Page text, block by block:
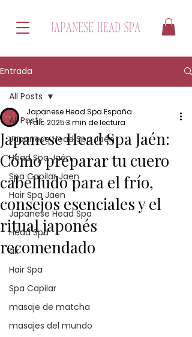
Entrada
All Posts
Japanese Head Spa Jaén
Head Spa Jaén
Spa Capilar Jaen
Hair Spa Jaen
Japanese Head Spa
Head Spa
air
Hair Spa
Spa Capilar
masaje de matcha
masajes del mundo
All Posts
Japanese Head Spa Jaén:
Cómo preparar tu cuero
cabelludo para el frío,
consejos esenciales y el
ritual japonés
recomendado
Japanese Head Spa España
11 dic 20253 min de lectura